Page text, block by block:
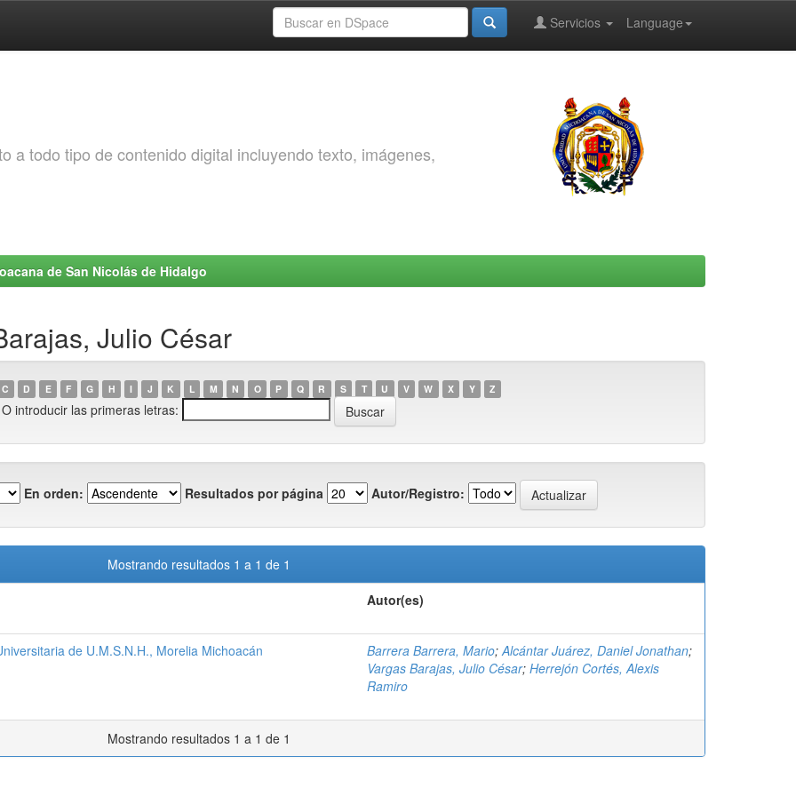
Language
Servicios
a todo tipo de contenido digital incluyendo texto, imágenes,
de San Nicolás de Hidalgo
Julio César
C D E F G H I J K L M N O P Q R S T U V W X Y Z
O introducir las primeras letras:
En orden: Resultados por página Autor/Registro:
Mostrando resultados 1 a 1 de 1
Autor(es)
de U.M.S.N.H., Morelia Michoacán Barrera Barrera, Mario;Alcántar Juárez, Daniel Jonathan;
Vargas Barajas, Julio César; Herrejón Cortés, Alexis
Ramiro
Mostrando resultados 1 a 1 de 1